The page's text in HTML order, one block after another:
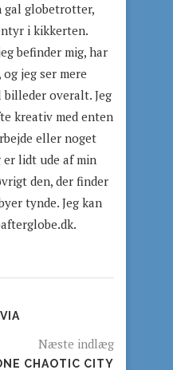
gal globetrotter,
i kikkerten.
befinder mig, har
jeg ser mere
overalt. Jeg
kreativ med enten
eller noget
lidt ude af min
den, der finder
tynde. Jeg kan
Næste indlæg
CHAOTIC CITY